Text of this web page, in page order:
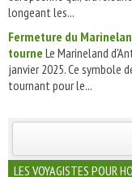
longeant les...
Fermeture du
tourne Le Marineland
janvier 2025. Ce symbole
tournant pour le...
INSCRIVEZ-VOUS |
LES VOYAGISTES POUR